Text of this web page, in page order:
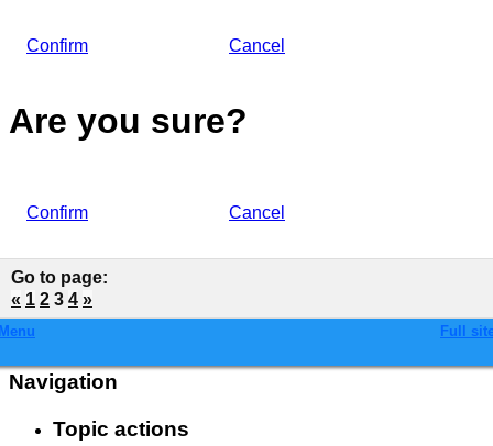
Confirm Cancel
Are you sure?
Confirm Cancel
Go to page:
« 1 2 3 4 »
Full
Navigation
Topic actions